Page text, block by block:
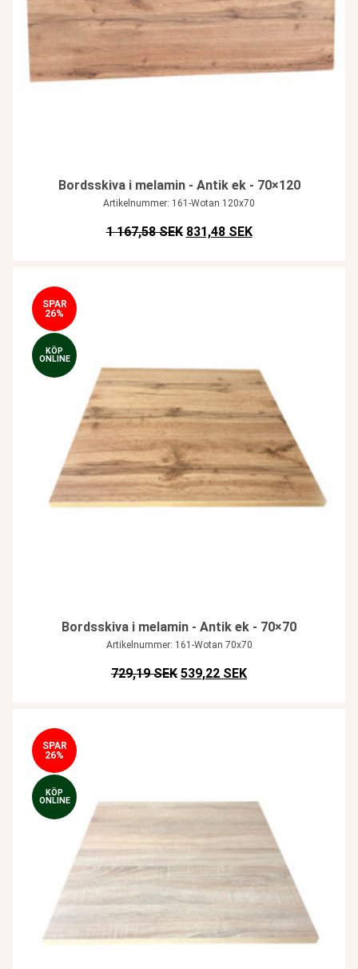
Bordsskiva i melamin - Antik ek - 70×120
Artikelnummer: 161-Wotan 120x70
1 167,58 SEK Det ursprungliga priset var:
831,48 SEKDet nuvarande
SPAR
26%
KÖP
ONLINE
Bordsskiva i melamin - Antik ek - 70×70
Artikelnummer: 161-Wotan 70x70
729,19 SEK Det ursprungliga priset var:
539,22 SEKDet nuvarande
SPAR
26%
KÖP
ONLINE